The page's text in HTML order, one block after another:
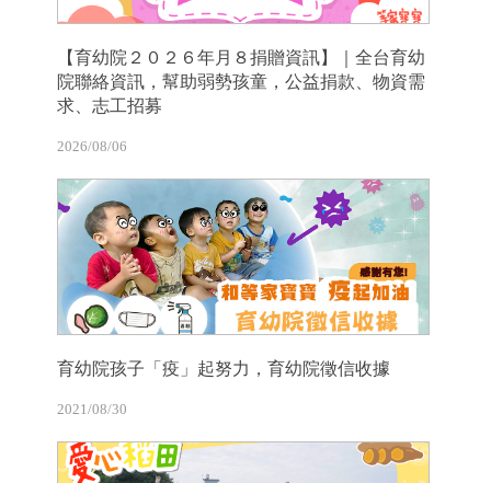
【育幼院２０２６年月８捐贈資訊】｜全台育幼
院聯絡資訊，幫助弱勢孩童，公益捐款、物資需
求、志工招募
2026/08/06
育幼院孩子「疫」起努力，育幼院徵信收據
2021/08/30